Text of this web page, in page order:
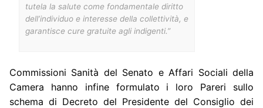
tutela la salute come fondamentale diritto
dell’individuo e interesse della collettività, e
garantisce cure gratuite agli indigenti.”
Commissioni Sanità del Senato e Affari Sociali della
Camera hanno infine formulato i loro Pareri sullo
schema di Decreto del Presidente del Consiglio dei